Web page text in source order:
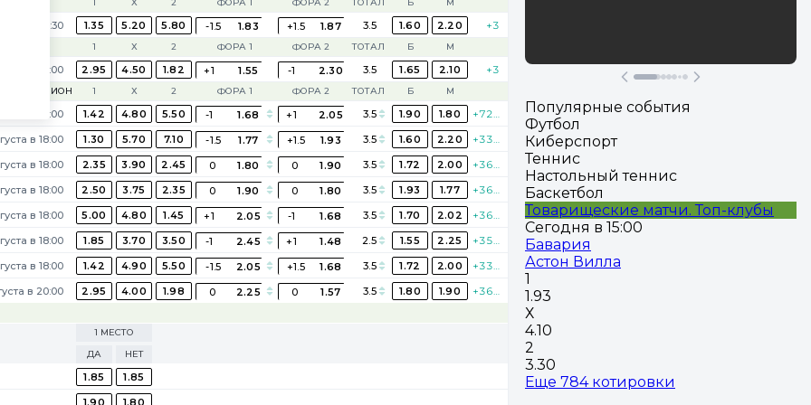
в 20:30 1.35 5.20 5.80 -1.5 1.83 +1.5 1.87 3.5 1.60 2.20 +3
1 Х 2 ФОРА 1 ФОРА 2 ТОТАЛ Б М
в 20:00 2.95 4.50 1.82 +1 1.55 -1 2.30 3.5 1.65 2.10 +3
1-Й ДИВИЗИОН 1 Х 2 ФОРА 1 ФОРА 2 ТОТАЛ Б М
в 17:00 1.42 4.80 5.50 -1 1.68 +1 2.05 3.5 1.90 1.80
в 18:00 1.30 5.70 7.10 -1.5 1.77 +1.5 1.93 3.5 1.60 2.20
в 18:00 2.35 3.90 2.45 0 1.80 0 1.90 3.5 1.72 2.00
в 18:00 2.50 3.75 2.35 0 1.90 0 1.80 3.5 1.93 1.77
в 18:00 5.00 4.80 1.45 +1 2.05 -1 1.68 3.5 1.70 2.02
в 18:00 1.85 3.70 3.50 -1 2.45 +1 1.48 2.5 1.55 2.25
в 18:00 1.42 4.90 5.50 -1.5 2.05 +1.5 1.68 3.5 1.72 2.00
в 20:00 2.95 4.00 1.98 0 2.25 0 1.57 3.5 1.80 1.90
1 МЕСТО
ДА
НЕТ
1.85
1.85
1.90 1.80
Популярные события
Футбол
Киберспорт
Теннис
Настольный теннис
Баскетбол
Товарищеские матчи. Топ-клубы
Сегодня в 15:00
Бавария
Астон Вилла
1
1.93
Х
4.10
2
3.30
Еще 784 котировки